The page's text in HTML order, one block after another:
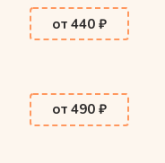
от 440 ₽
от 490 ₽